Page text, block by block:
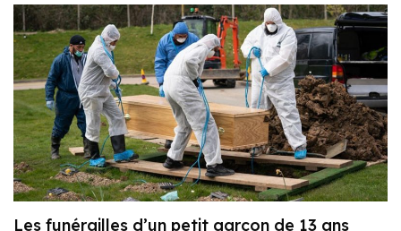
Les funérailles d’un petit garçon de 13 ans